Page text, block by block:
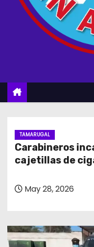
TAMARUGAL
Carabineros
cajetillas de
May 28, 2026